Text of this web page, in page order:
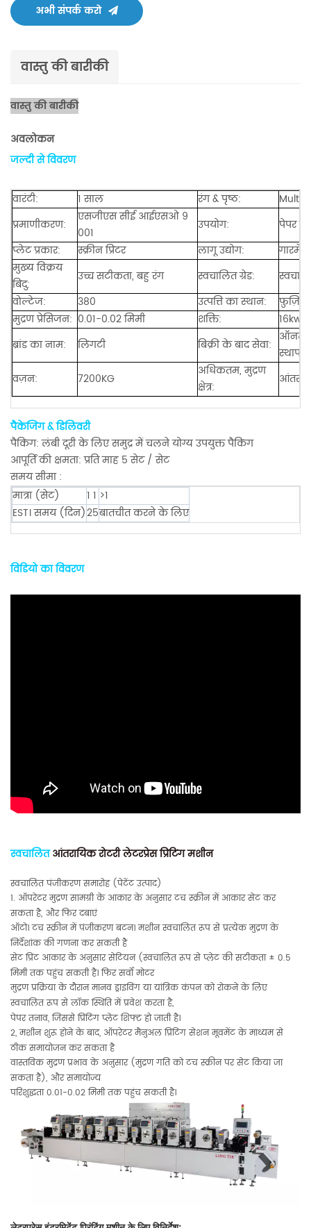
अभी संपर्क करो
वास्तु की बारीकी
वास्तु की बारीकी
अवलोकन
जल्दी से विवरण
वारंटी: 1 साल रंग & पृष्ठ:
Multi
प्रमाणीकरण:
एसजीएस सीई आईएसओ 9
001
उपयोग:
पेपर
प्लेट प्रकार:
स्क्रीन प्रिंटर लागू उद्योग:
गारमेंट
मुख्य विक्रय
बिंदु:
उच्च सटीकता, बहु रंग स्वचालित ग्रेड:
वोल्टेज:
380 उत्पत्ति का स्थान:
मुद्रण प्रेसिजन: 0.01-0.02 मिमी शक्ति:
16kw
ब्रांड का नाम:
लिंगटी बिक्री के बाद सेवा:
स्थापना
वज़न:
7200KG
अधिकतम, मुद्रण
क्षेत्र:
पैकेजिंग & डिलिवरी
पैकिंग: लंबी दूरी के लिए समुद्र में चलने योग्य उपयुक्त पैकिंग
आपूर्ति की क्षमता: प्रति माह 5 सेट / सेट
समय सीमा :
मात्रा (सेट)
1 1 >1
EST। समय (दिन)25बातचीत करने के लिए
विडियो का विवरण
स्वचालितआंतरायिक रोटरी लेटरप्रेस प्रिंटिंग मशीन
स्वचालित पंजीकरण समारोह (पेटेंट उत्पाद)
1. ऑपरेटर मुद्रण सामग्री के आकार के अनुसार टच स्क्रीन में आकार सेट कर
सकता है, और फिर दबाएं
ऑटो। टच स्क्रीन में पंजीकरण बटन। मशीन स्वचालित रूप से प्रत्येक मुद्रण के
निर्देशांक की गणना कर सकती है
सेट प्रिंट आकार के अनुसार सेटियन (स्वचालित रूप से प्लेट की सटीकता ± 0.5
मिमी तक पहुंच सकती है। फिर सर्वो मोटर
मुद्रण प्रक्रिया के दौरान मानव ड्राइविंग या यांत्रिक कंपन को रोकने के लिए
स्वचालित रूप से लॉक स्थिति में प्रवेश करता है,
पेपर तनाव, जिससे प्रिंटिंग प्लेट शिफ्ट हो जाती है।
2, मशीन शुरू होने के बाद, ऑपरेटर मैनुअल प्रिंटिंग सेशन मूवमेंट के माध्यम से
ठीक समायोजन कर सकता है
वास्तविक मुद्रण प्रभाव के अनुसार (मुद्रण गति को टच स्क्रीन पर सेट किया जा
सकता है), और समायोज्य
परिशुद्धता 0.01-0.02 मिमी तक पहुंच सकती है।